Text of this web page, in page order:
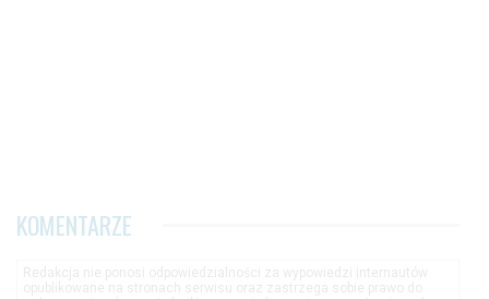
KOMENTARZE